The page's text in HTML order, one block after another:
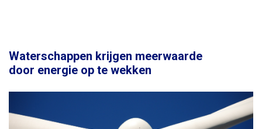
Waterschappen krijgen meerwaarde
door energie op te wekken